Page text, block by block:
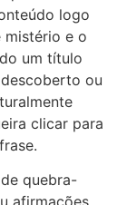
logo
mistério e o
um título
ou
clicar para
quebra-
afirmações